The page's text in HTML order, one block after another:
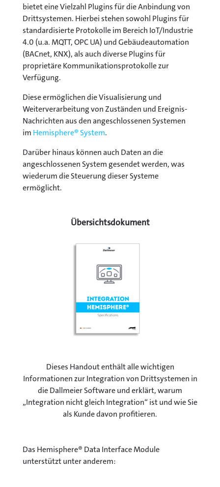
bietet eine Vielzahl Plugins für die Anbindung von
Drittsystemen. Hierbei stehen sowohl Plugins für
standardisierte Protokolle im Bereich IoT/Industrie
4.0 (u.a. MQTT, OPC UA) und Gebäudeautomation
(BACnet, KNX), als auch diverse Plugins für
proprietäre Kommunikationsprotokolle zur
Verfügung.
Diese ermöglichen die Visualisierung und
Weiterverarbeitung von Zuständen und Ereignis-
Nachrichten aus den angeschlossenen Systemen
im Hemisphere® System.
Darüber hinaus können auch Daten an die
angeschlossenen System gesendet werden, was
wiederum die Steuerung dieser Systeme
ermöglicht.
Übersichtsdokument
Dieses Handout enthält alle wichtigen
Informationen zur Integration von Drittsystemen in
die Dallmeier Software und erklärt, warum
„Integration nicht gleich Integration“ ist und wie Sie
als Kunde davon profitieren.
Das Hemisphere® Data Interface Module
unterstützt unter anderem: